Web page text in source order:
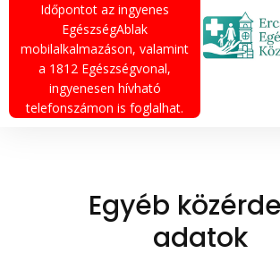
Időpontot az ingyenes
EgészségAblak
mobilalkalmazáson, valamint
a 1812 Egészségvonal,
ingyenesen hívható
telefonszámon is foglalhat.
Egyéb
adatok